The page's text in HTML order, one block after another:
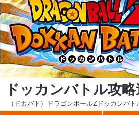
ドッカンバトル攻
（ドカバト）ドラゴンボールZドッカンバ